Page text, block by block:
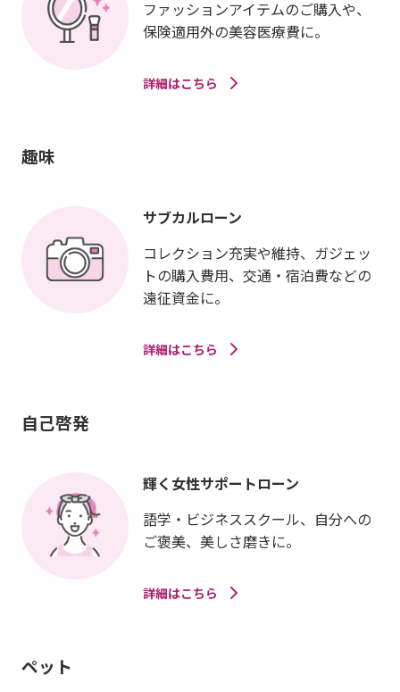
ファッションアイテムのご購入や、
保険適用外の美容医療費に。
詳細はこちら
趣味
サブカルローン
コレクション充実や維持、ガジェッ
トの購入費用、交通・宿泊費などの
遠征資金に。
詳細はこちら
自己啓発
輝く女性サポートローン
語学・ビジネススクール、自分への
ご褒美、美しさ磨きに。
詳細はこちら
ペット